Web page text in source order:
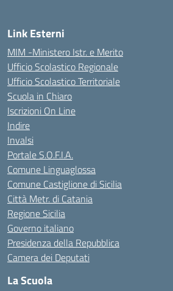
Link Esterni
MIM -Ministero Istr. e Merito
Ufficio Scolastico Regionale
Ufficio Scolastico Territoriale
Scuola in Chiaro
Iscrizioni On Line
Indire
Invalsi
Portale S.O.F.I.A.
Comune Linguaglossa
Comune Castiglione di Sicilia
Città Metr. di Catania
Regione Sicilia
Governo italiano
Presidenza della Repubblica
Camera dei Deputati
La Scuola